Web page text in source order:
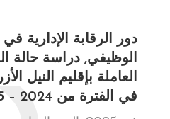
دور الرقابة الإدارية
الوظيفي, دراسة حالة
العاملة بإقليم النيل
في الفترة من 2024 – 2025